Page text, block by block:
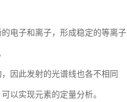
电子和离子，形成稳定的等离子
因此发射的光谱线也各不相同
以实现元素的定量分析。